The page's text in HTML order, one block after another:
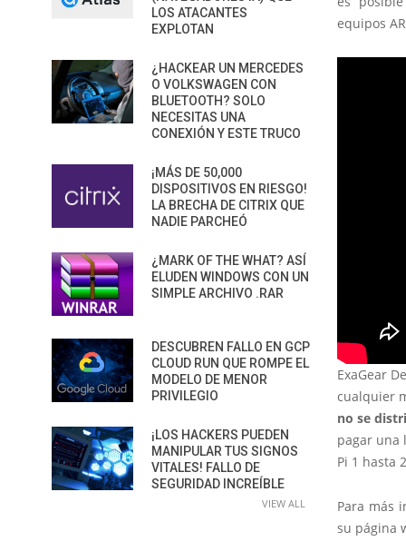
equipos
ExaGear
cualquier
no se
pagar una
Pi 1 hasta
Para más
su página
LOS ATACANTES
EXPLOTAN
¿HACKEAR UN MERCEDES
O VOLKSWAGEN CON
BLUETOOTH? SOLO
NECESITAS UNA
CONEXIÓN Y ESTE TRUCO
¡MÁS DE 50,000
DISPOSITIVOS EN RIESGO!
LA BRECHA DE CITRIX QUE
NADIE PARCHEÓ
¿MARK OF THE WHAT? ASÍ
ELUDEN WINDOWS CON UN
SIMPLE ARCHIVO .RAR
DESCUBREN FALLO EN GCP
CLOUD RUN QUE ROMPE EL
MODELO DE MENOR
PRIVILEGIO
¡LOS HACKERS PUEDEN
MANIPULAR TUS SIGNOS
VITALES! FALLO DE
SEGURIDAD INCREÍBLE
VIEW ALL